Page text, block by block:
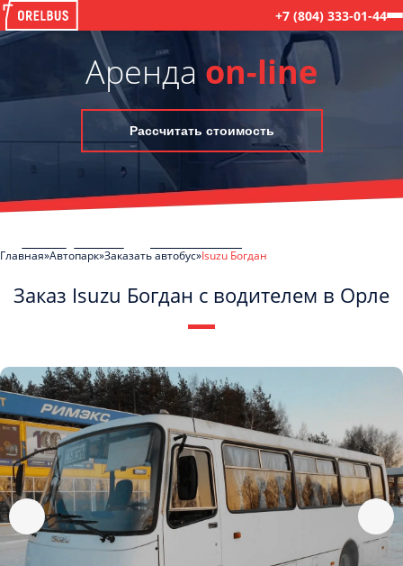
+7 (804) 333-01-44
Аренда on-line
Рассчитать стоимость
Главная Автопарк Заказать автобус Isuzu Богдан
Заказ Isuzu Богдан с водителем в Орле
обработку моих Персональных данных